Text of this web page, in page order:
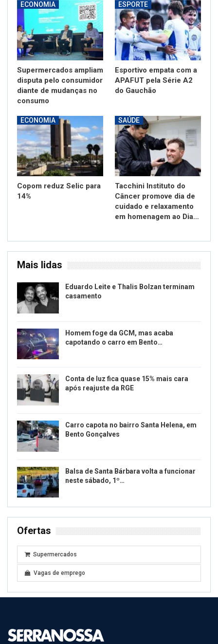
ECONOMIA
Supermercados ampliam
disputa pelo consumidor
diante de mudanças no
consumo
ESPORTE
Esportivo empata com a
APAFUT pela Série A2
do Gauchão
ECONOMIA
Copom reduz Selic para
14%
SAÚDE
Tacchini Instituto do
Câncer promove dia de
cuidado e relaxamento
em homenagem ao Dia…
Mais lidas
Eduardo Leite e Thalis Bolzan terminam
casamento
Homem foge da GCM, mas acaba
capotando o carro em Bento…
Conta de luz fica quase 15% mais cara
após reajuste da RGE
Carro capota no bairro Santa Helena, em
Bento Gonçalves
Balsa de Santa Bárbara volta a funcionar
neste sábado, 1º…
Ofertas
Supermercados
Vagas de emprego